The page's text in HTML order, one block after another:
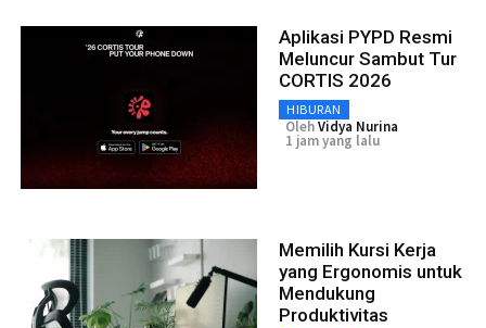
Aplikasi PYPD Resmi
Meluncur Sambut Tur
CORTIS 2026
HIBURAN
OlehVidya Nurina
1 jam yang lalu
Memilih Kursi Kerja
yang Ergonomis untuk
Mendukung
Produktivitas